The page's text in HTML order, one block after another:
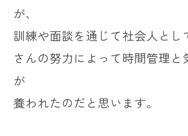
が、
訓練や面談を通じて社会人とし
さんの努力によって時間管理と
が
養われたのだと思います。